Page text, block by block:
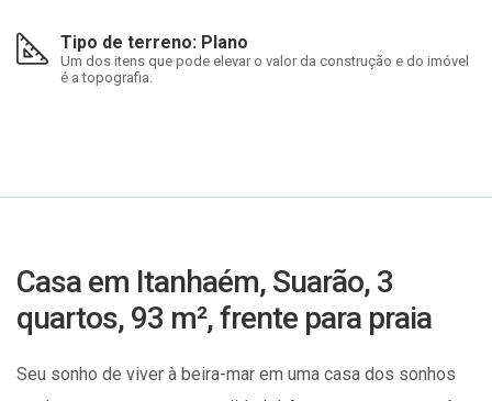
Tipo de terreno: Plano
Um dos itens que pode elevar o valor da construção e do imóvel
é a topografia.
Casa em Itanhaém, Suarão, 3
quartos, 93 m², frente para praia
Seu sonho de viver à beira-mar em uma casa dos sonhos